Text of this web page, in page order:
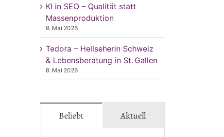
KI in SEO – Qualität statt
Massenproduktion
9. Mai 2026
Tedora – Hellseherin Schweiz
& Lebensberatung in St. Gallen
8. Mai 2026
Beliebt Aktuell